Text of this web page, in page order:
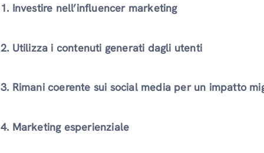
1. Investire nell’influencer marketing
2. Utilizza i contenuti generati dagli utenti
3. Rimani coerente sui social media per un impatto
4. Marketing esperienziale